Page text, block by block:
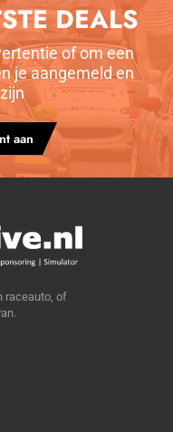
DEALS
of om een
je aangemeld en
aan
raceauto, of